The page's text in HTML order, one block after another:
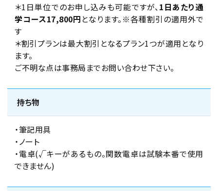
＊1日単位でのお申し込みも可能ですが、 1日あたり通
学コース17,800円 となります。※各種割引の適用外で
す
＊割引プランは最大割引となるプラン1つが適用となり
ます。
ご不明な点は事務局までお問い合わせ下さい。
持ち物
・筆記用具
・ノート
・電卓(√キーがあるもの。関数電卓は試験本番で使用
できません)